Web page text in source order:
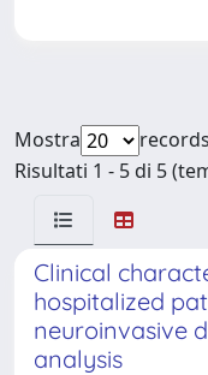
Mostra
records
Risultati 1 - 5 di 5
Clinical
hospitalized
neuroinvasive
analysis